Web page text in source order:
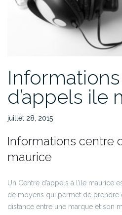
d’appels ile
juillet 28, 2015
Informations centre
maurice
Un Centre d’appels à l’ile maurice
de moyens qui permet de prendre
distance entre une marque et son